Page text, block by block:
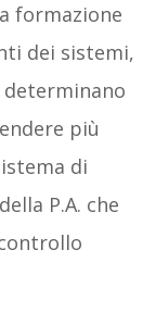
formazione
dei sistemi,
più
di
P.A. che